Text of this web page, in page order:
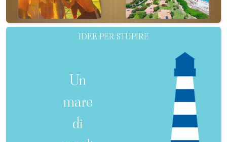
IDEE PER STUPIRE
Un
mare
di